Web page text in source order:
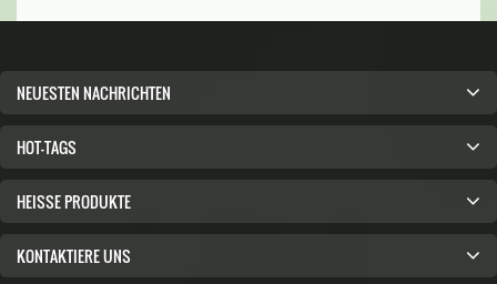
NEUESTEN NACHRICHTEN
HOT-TAGS
HEISSE PRODUKTE
KONTAKTIERE UNS